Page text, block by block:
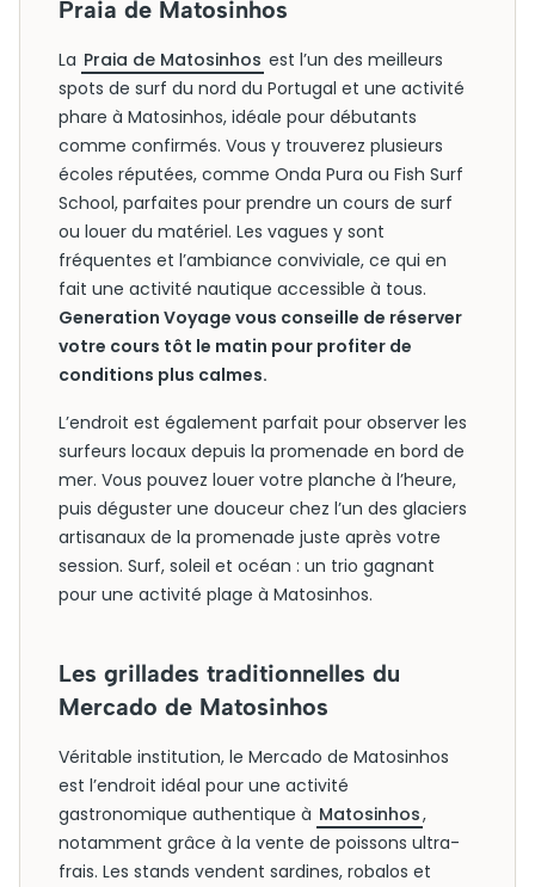
Praia de Matosinhos
La Praia de Matosinhos est l’un des meilleurs
spots de surf du nord du Portugal et une activité
phare à Matosinhos, idéale pour débutants
comme confirmés. Vous y trouverez plusieurs
écoles réputées, comme Onda Pura ou Fish Surf
School, parfaites pour prendre un cours de surf
ou louer du matériel. Les vagues y sont
fréquentes et l’ambiance conviviale, ce qui en
fait une activité nautique accessible à tous.
Generation Voyage vous conseille de réserver
votre cours tôt le matin pour profiter de
conditions plus calmes.
L’endroit est également parfait pour observer les
surfeurs locaux depuis la promenade en bord de
mer. Vous pouvez louer votre planche à l’heure,
puis déguster une douceur chez l’un des glaciers
artisanaux de la promenade juste après votre
session. Surf, soleil et océan : un trio gagnant
pour une activité plage à Matosinhos.
Les grillades traditionnelles du
Mercado de Matosinhos
Véritable institution, le Mercado de Matosinhos
est l’endroit idéal pour une activité
gastronomique authentique à Matosinhos,
notamment grâce à la vente de poissons ultra-
frais. Les stands vendent sardines, robalos et